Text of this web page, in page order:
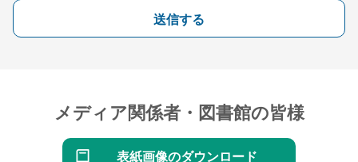
送信する
メディア関係者・図書館の皆様
表紙画像のダウンロード